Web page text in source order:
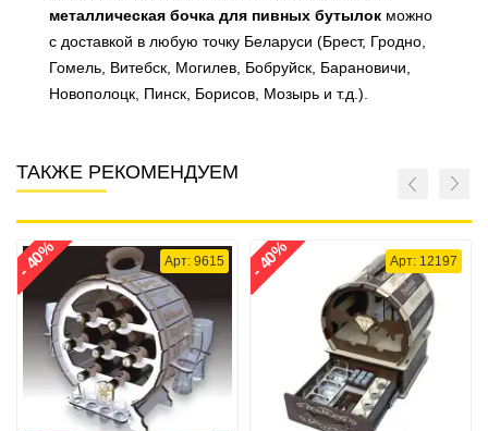
металлическая бочка для пивных бутылок можно
с доставкой в любую точку Беларуси (Брест, Гродно,
Гомель, Витебск, Могилев, Бобруйск, Барановичи,
Новополоцк, Пинск, Борисов, Мозырь и т.д.).
ТАКЖЕ РЕКОМЕНДУЕМ
Арт: 9615
- 40% Арт: 12197
- 40%